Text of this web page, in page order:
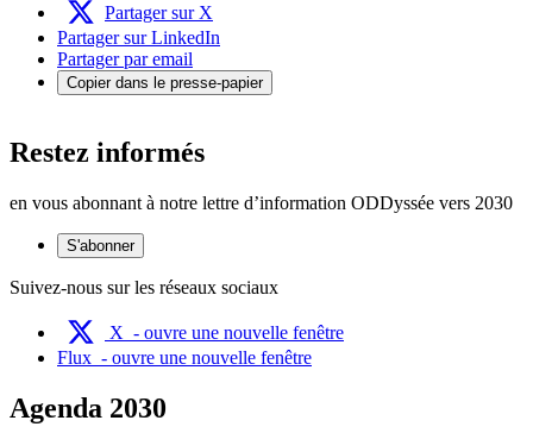
Partager sur X
Partager sur LinkedIn
Partager par email
Copier dans le presse-papier
Restez informés
en vous abonnant à notre lettre d’information ODDyssée vers 2030
S'abonner
Suivez-nous sur les réseaux sociaux
X - ouvre une nouvelle fenêtre
Flux - ouvre une nouvelle fenêtre
Agenda 2030